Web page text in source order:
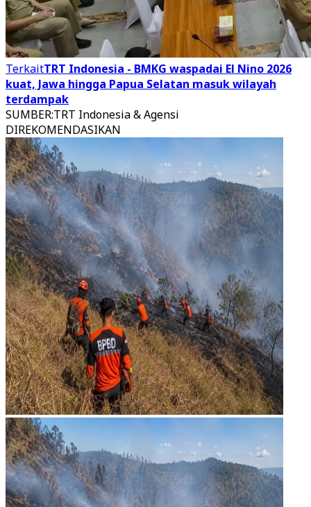
TerkaitTRT Indonesia - BMKG waspadai El Nino 2026
kuat, Jawa hingga Papua Selatan masuk wilayah
terdampak
SUMBER:TRT Indonesia & Agensi
DIREKOMENDASIKAN